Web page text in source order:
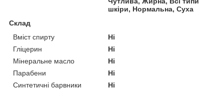
шкіри, Нормальна, Суха
Склад
Вміст спирту
Ні
Гліцерин
Ні
Мінеральне масло
Ні
Парабени
Ні
Синтетичні барвники
Ні